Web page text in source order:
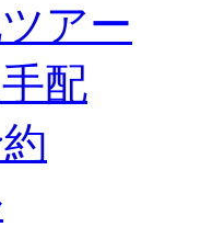
アー
配